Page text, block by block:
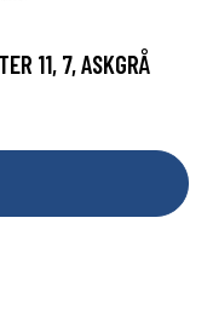
11, 7, ASKGRÅ